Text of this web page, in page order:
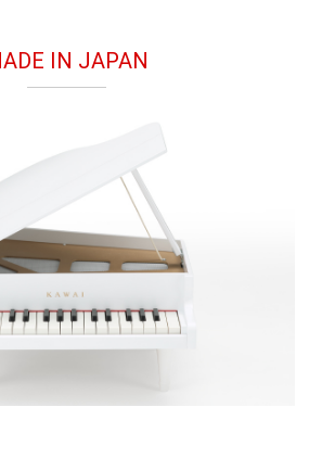
IN JAPAN